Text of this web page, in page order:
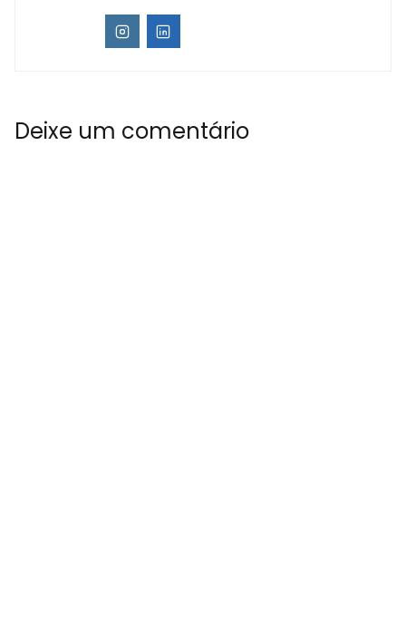
Deixe um comentário